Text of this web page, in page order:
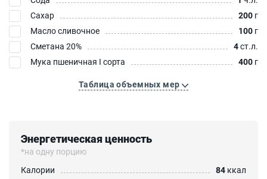
Сахар
200 г
Масло сливочное
100 г
Сметана 20%
4ст.л.
Мука пшеничная I сорта
400 г
Таблица объемных мер
Энергетическая ценность
*на одну порцию
Калории
84 ккал